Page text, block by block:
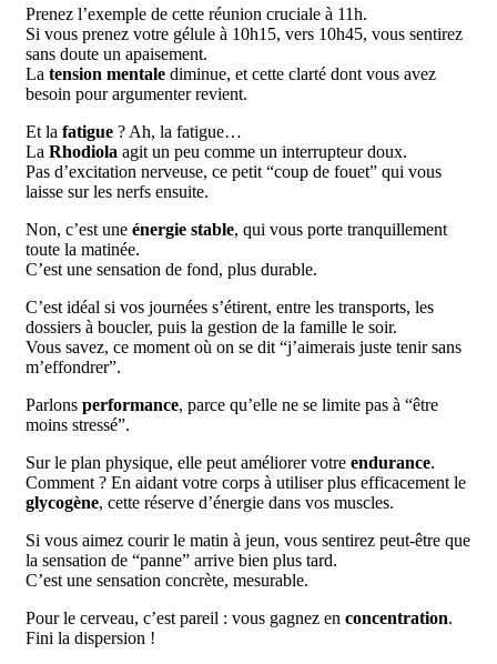
Prenez l’exemple de cette réunion cruciale à 11h.
Si vous prenez votre gélule à 10h15, vers 10h45, vous sentirez
sans doute un apaisement.
La tension mentale diminue, et cette clarté dont vous avez
besoin pour argumenter revient.
Et la fatigue ? Ah, la fatigue…
La Rhodiola agit un peu comme un interrupteur doux.
Pas d’excitation nerveuse, ce petit “coup de fouet” qui vous
laisse sur les nerfs ensuite.
Non, c’est une énergie stable, qui vous porte tranquillement
toute la matinée.
C’est une sensation de fond, plus durable.
C’est idéal si vos journées s’étirent, entre les transports, les
dossiers à boucler, puis la gestion de la famille le soir.
Vous savez, ce moment où on se dit “j’aimerais juste tenir sans
m’effondrer”.
Parlons performance, parce qu’elle ne se limite pas à “être
moins stressé”.
Sur le plan physique, elle peut améliorer votre endurance.
Comment ? En aidant votre corps à utiliser plus efficacement le
glycogène, cette réserve d’énergie dans vos muscles.
Si vous aimez courir le matin à jeun, vous sentirez peut-être que
la sensation de “panne” arrive bien plus tard.
C’est une sensation concrète, mesurable.
Pour le cerveau, c’est pareil : vous gagnez en concentration.
Fini la dispersion !